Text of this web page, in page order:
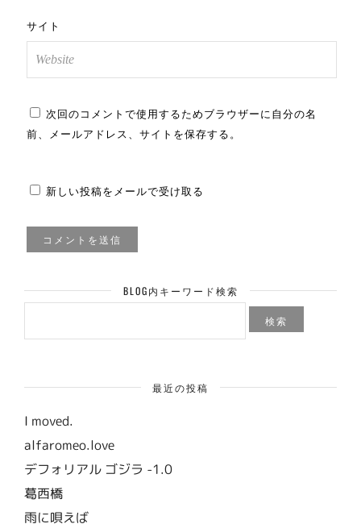
サイト
次回のコメントで使用するためブラウザーに自分の名
前、メールアドレス、サイトを保存する。
新しい投稿をメールで受け取る
BLOG内キーワード検索
検
最近の投稿
I moved.
alfaromeo.love
デフォリアル ゴジラ -1.0
葛西橋
雨に唄えば